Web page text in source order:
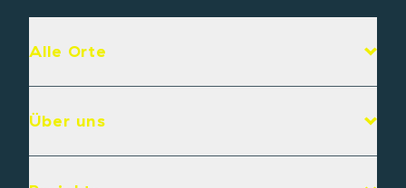
Alle Orte
Über uns